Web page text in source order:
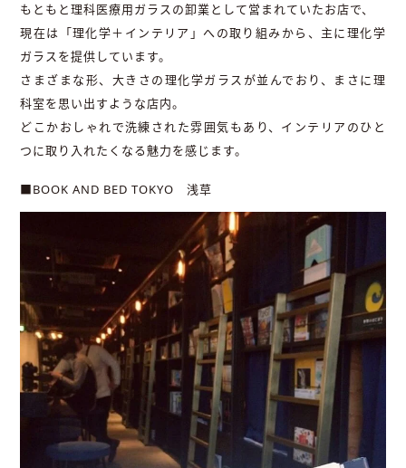
もともと理科医療用ガラスの卸業として営まれていたお店で、
現在は「理化学＋インテリア」への取り組みから、主に理化学
ガラスを提供しています。
さまざまな形、大きさの理化学ガラスが並んでおり、まさに理
科室を思い出すような店内。
どこかおしゃれで洗練された雰囲気もあり、インテリアのひと
つに取り入れたくなる魅力を感じます。
■BOOK AND BED TOKYO 浅草